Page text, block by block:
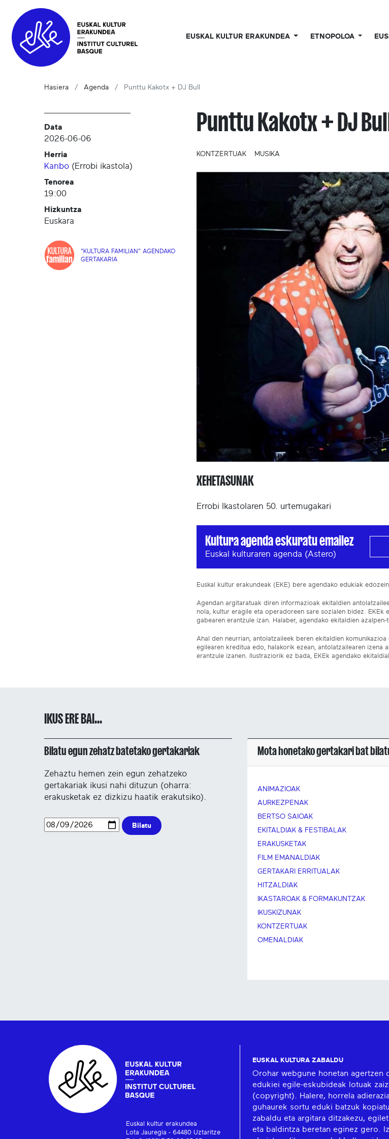
EUSKAL KULTUR ERAKUNDEA ETNOPOLOA
Hasiera Agenda Punttu Kakotx + DJ Bull
Data
2026-06-06
Herria
Kanbo (Errobi ikastola)
Tenorea
19:00
Hizkuntza
Euskara
"KULTURA FAMILIAN" AGENDAKO
GERTAKARIA
Punttu Kakotx + DJ Bull
KONTZERTUAK MUSIKA
XEHETASUNAK
Errobi Ikastolaren 50. urtemugakari
Kultura agenda eskuratu emailez
Euskal kulturaren agenda (Astero)
Euskal kultur erakundeak (EKE) bere agendako edukiak
Agendan argitaratuak diren informazioak ekitaldien
nola, kultur eragile eta operadoreen sare sozialen bidez.
gabearen erantzule izan. Halaber, agendako ekitaldien
Ahal den neurrian, antolatzaileek beren ekitaldien
egilearen kreditua edo, halakorik ezean, antolatzailearen izena
erantzule izanen. Ilustraziorik ez bada, EKEk agendako
IKUS ERE BAI...
Bilatu egun zehatz batetako gertakariak
Zehaztu hemen zein egun zehatzeko
gertakariak ikusi nahi dituzun (oharra:
erakusketak ez dizkizu haatik erakutsiko).
Bilatu
Mota honetako gertakari bat
ANIMAZIOAK
AURKEZPENAK
BERTSO SAIOAK
EKITALDIAK & FESTIBALAK
ERAKUSKETAK
FILM EMANALDIAK
GERTAKARI ERRITUALAK
HITZALDIAK
IKASTAROAK & FORMAKUNTZAK
IKUSKIZUNAK
KONTZERTUAK
OMENALDIAK
Euskal kultur erakundea
Lota Jauregia - 64480 Uztaritze
EUSKAL KULTURA ZABALDU
Orohar webgune honetan agertzen
edukiei egile-eskubideak lotuak
(copyright). Halere, horrela
guhaurek sortu eduki batzuk
zabaldu eta argitara ditzakezu,
eta baldintza beretan eginez gero.